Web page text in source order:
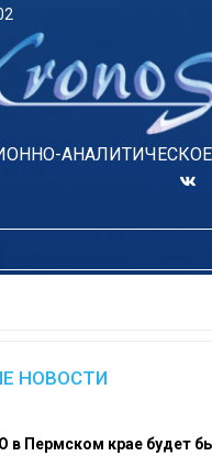
НОВОСТИ
в Пермском крае будет